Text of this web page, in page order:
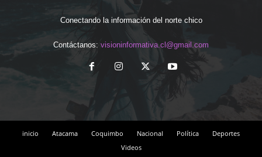
Conectando la información del norte chico
Contáctanos: visioninformativa.cl@gmail.com
inicio Atacama Coquimbo Nacional Política
Deportes
Videos